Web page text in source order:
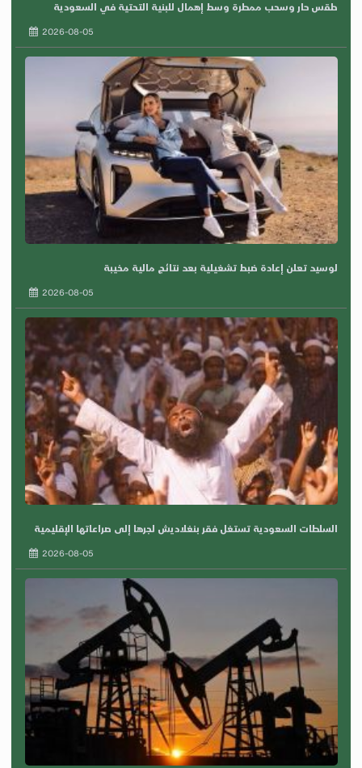
طقس حار وسحب ممطرة وسط إهمال للبنية التحتية في السعودية
2026-08-05
لوسيد تعلن إعادة ضبط تشغيلية بعد نتائج مالية مخيبة
2026-08-05
السلطات السعودية تستغل فقر بنغلاديش لجرها إلى صراعاتها الإقليمية
2026-08-05